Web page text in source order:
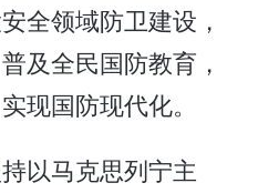
全领域防卫建设，
及全民国防教育，
现国防现代化。
以马克思列宁主